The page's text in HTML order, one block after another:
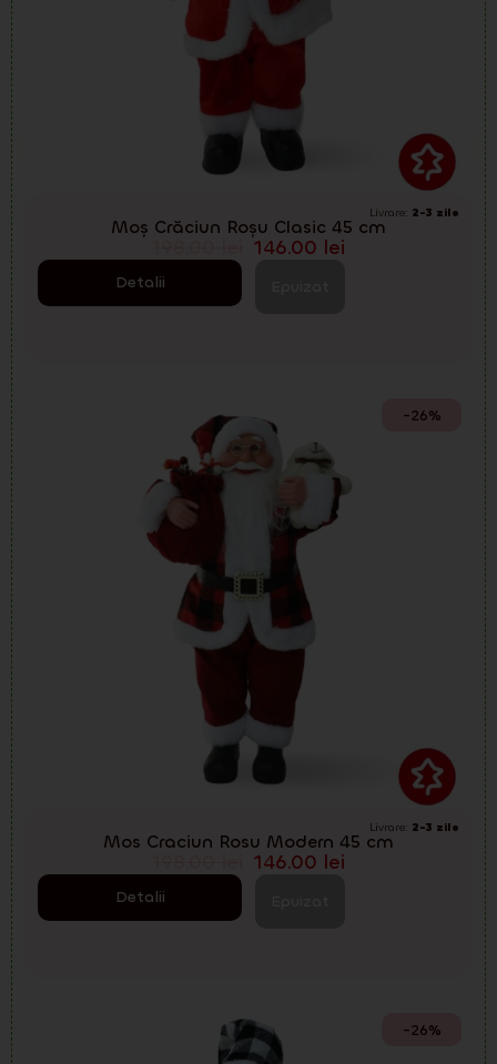
Livrare: 2-3 zile
Moș Crăciun Roșu Clasic 45 cm
146.00 lei
Detalii
-26%
Livrare: 2-3 zile
Mos Craciun Rosu Modern 45 cm
146.00 lei
Detalii
-26%